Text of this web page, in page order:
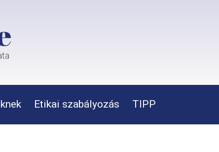
Etikai szabályozás TIPP